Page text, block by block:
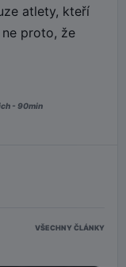
atlety, kteří
proto, že
- 90min
VŠECHNY ČLÁNKY